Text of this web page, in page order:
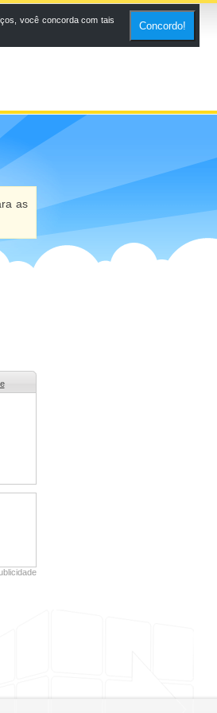
as
você concorda com tais
Concordo!